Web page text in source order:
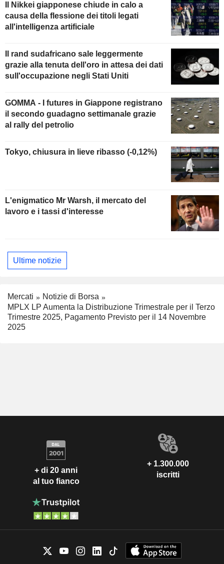
Il Nikkei giapponese chiude in calo a
causa della flessione dei titoli legati
all'intelligenza artificiale
Il rand sudafricano sale leggermente
grazie alla tenuta dell'oro in attesa dei dati
sull'occupazione negli Stati Uniti
GOMMA - I futures in Giappone registrano
il secondo guadagno settimanale grazie
al rally del petrolio
Tokyo, chiusura in lieve ribasso (-0,12%)
L'enigmatico Mr Warsh, il mercato del
lavoro e i tassi d'interesse
Ultime notizie
Mercati
Notizie di Borsa
MPLX LP Aumenta la Distribuzione Trimestrale per il Terzo
Trimestre 2025, Pagamento Previsto per il 14 Novembre
2025
+ di 20 anni
al tuo fianco
+ 1.300.000
iscritti